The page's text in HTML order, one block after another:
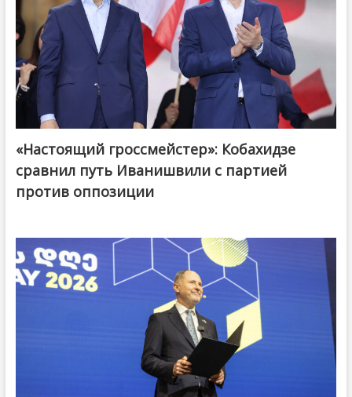
@ქართული ოცნება / Georgian Dream
«Настоящий гроссмейстер»: Кобахидзе
сравнил путь Иванишвили с партией
против оппозиции